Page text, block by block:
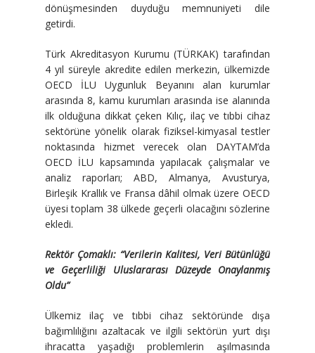
dönüşmesinden duyduğu memnuniyeti dile
getirdi.
Türk Akreditasyon Kurumu (TÜRKAK) tarafından
4 yıl süreyle akredite edilen merkezin, ülkemizde
OECD İLU Uygunluk Beyanını alan kurumlar
arasında 8, kamu kurumları arasında ise alanında
ilk olduğuna dikkat çeken Kılıç, ilaç ve tıbbi cihaz
sektörüne yönelik olarak fiziksel-kimyasal testler
noktasında hizmet verecek olan DAYTAM’da
OECD İLU kapsamında yapılacak çalışmalar ve
analiz raporları; ABD, Almanya, Avusturya,
Birleşik Krallık ve Fransa dâhil olmak üzere OECD
üyesi toplam 38 ülkede geçerli olacağını sözlerine
ekledi.
Rektör Çomaklı: “Verilerin Kalitesi, Veri Bütünlüğü
ve Geçerliliği Uluslararası Düzeyde Onaylanmış
Oldu”
Ülkemiz ilaç ve tıbbi cihaz sektöründe dışa
bağımlılığını azaltacak ve ilgili sektörün yurt dışı
ihracatta yaşadığı problemlerin aşılmasında